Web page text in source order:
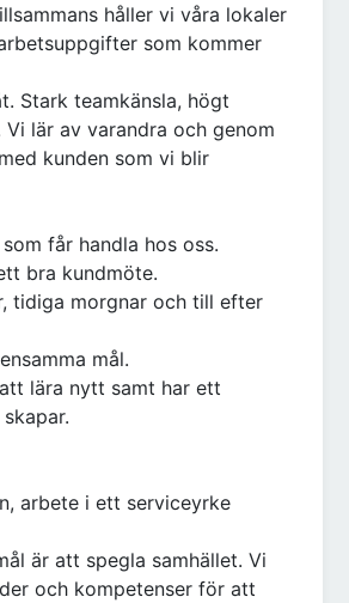
håller vi våra lokaler
som kommer
Stark teamkänsla, högt
lär av varandra och genom
kunden som vi blir
får handla hos oss.
bra kundmöte.
tidiga morgnar och till efter
mål.
lära nytt samt har ett
arbete i ett serviceyrke
är att spegla samhället. Vi
och kompetenser för att